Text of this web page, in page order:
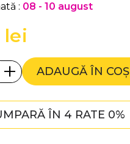
: 08 - 10 august
lei
+ ADAUGĂ ÎN COȘ
ÎN 4 RATE 0%